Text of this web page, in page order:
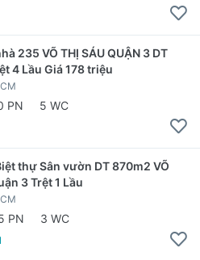
235 VÕ THỊ SÁU QUẬN 3 DT
4 Lầu Giá 178 triệu
PN 5 WC
thự Sân vườn DT 870m2 VÕ
3 Trệt 1 Lầu
PN 3 WC